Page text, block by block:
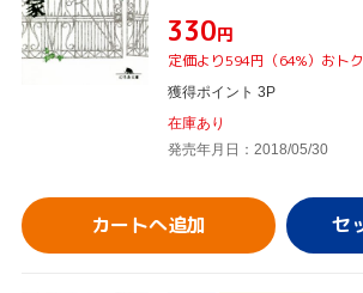
¥330円
定価より594円（64%）おトク
獲得ポイント 3P
在庫あり
発売年月日：2018/05/30
カートへ追加